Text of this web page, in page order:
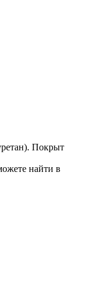
Покрыт
найти в